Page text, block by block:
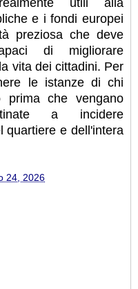
utili alla
e i fondi europei
preziosa che deve
di migliorare
vita dei cittadini. Per
le istanze di chi
prima che vengano
a incidere
quartiere e dell'intera
24, 2026